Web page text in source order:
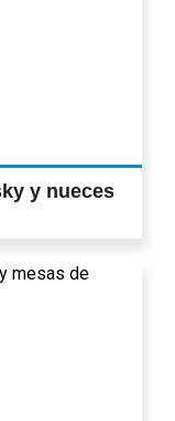
y nueces